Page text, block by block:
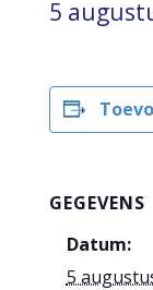
5
GEGEVENS
Datum:
5